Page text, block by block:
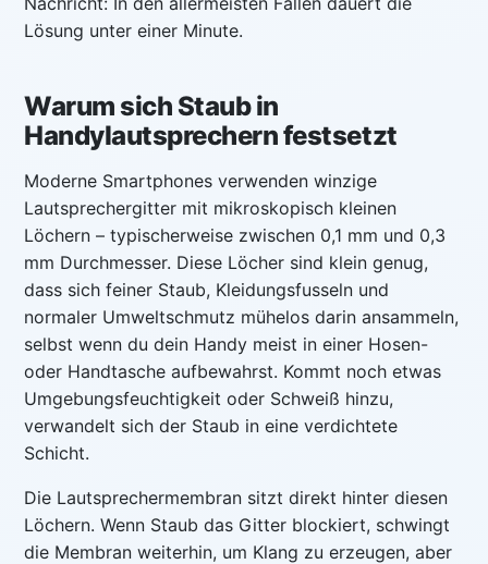
Lösung unter einer Minute.
Warum sich Staub in
Handylautsprechern festsetzt
Moderne Smartphones verwenden winzige
Lautsprechergitter mit mikroskopisch kleinen
Löchern – typischerweise zwischen 0,1 mm und 0,3
mm Durchmesser. Diese Löcher sind klein genug,
dass sich feiner Staub, Kleidungsfusseln und
normaler Umweltschmutz mühelos darin ansammeln,
selbst wenn du dein Handy meist in einer Hosen-
oder Handtasche aufbewahrst. Kommt noch etwas
Umgebungsfeuchtigkeit oder Schweiß hinzu,
verwandelt sich der Staub in eine verdichtete
Schicht.
Die Lautsprechermembran sitzt direkt hinter diesen
Löchern. Wenn Staub das Gitter blockiert, schwingt
die Membran weiterhin, um Klang zu erzeugen, aber